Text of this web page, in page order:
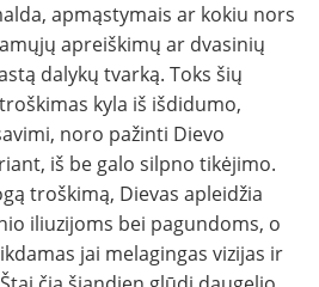
apmąstymais ar kokiu nors
apreiškimų ar dvasinių
dalykų tvarką. Toks šių
kyla iš išdidumo,
noro pažinti Dievo
iš be galo silpno tikėjimo.
troškimą, Dievas apleidžia
iliuzijoms bei pagundoms, o
jai melagingas vizijas ir